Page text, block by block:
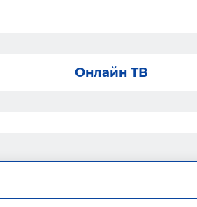
Онлайн ТВ